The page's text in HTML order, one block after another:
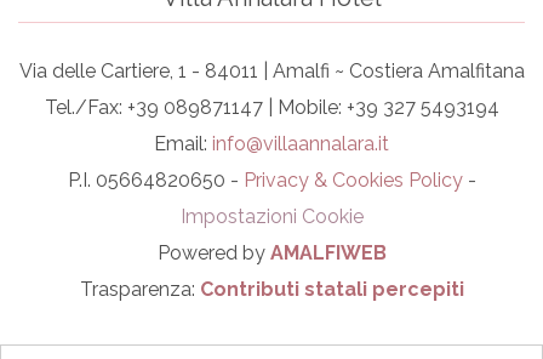
Via delle Cartiere, 1 - 84011 | Amalfi ~ Costiera Amalfitana
Tel./Fax: +39 089871147 | Mobile: +39 327 5493194
Email: info@villaannalara.it
P.I. 05664820650 - Privacy & Cookies Policy-
Impostazioni Cookie
Powered by AMALFIWEB
Trasparenza: Contributi statali percepiti